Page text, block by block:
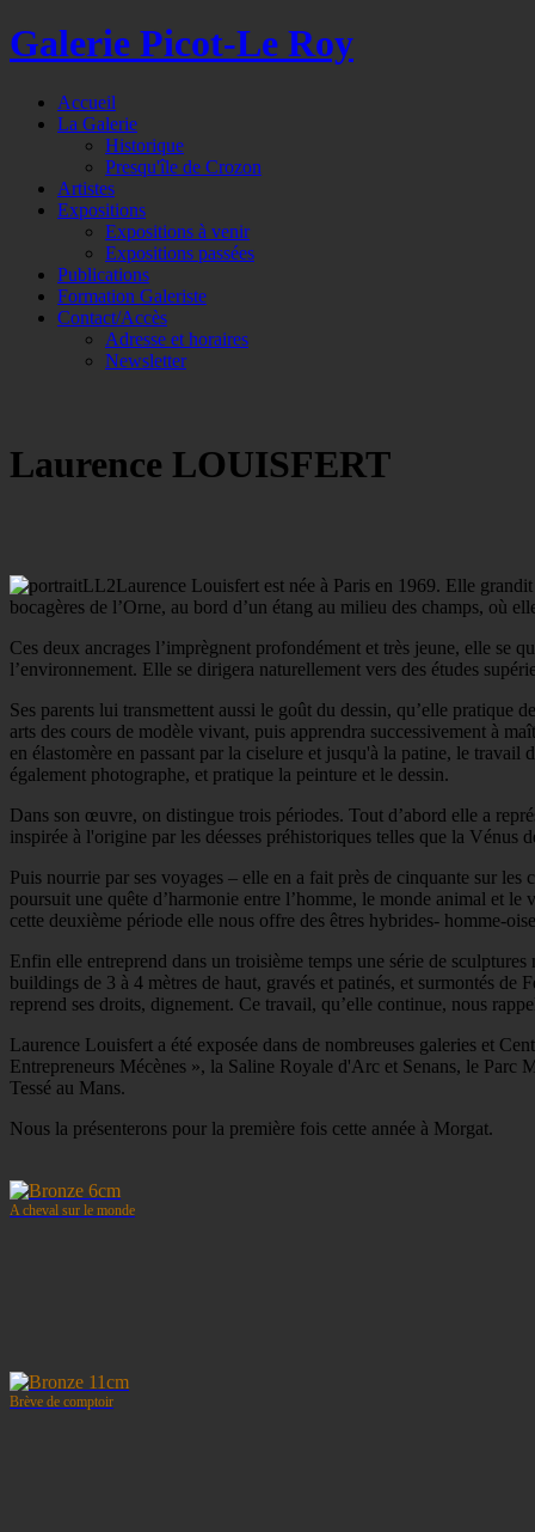
Galerie Picot-Le Roy
Accueil
La Galerie
Historique
Presqu'île de Crozon
Artistes
Expositions
Expositions à venir
Expositions passées
Publications
Formation Galeriste
Contact/Accès
Adresse et horaires
Newsletter
Laurence LOUISFERT
Laurence Louisfert est née à Paris en 1969. Elle
bocagères de l’Orne, au bord d’un étang au milieu des champs, où
Ces deux ancrages l’imprègnent profondément et très jeune, elle se
l’environnement. Elle se dirigera naturellement vers des études
Ses parents lui transmettent aussi le goût du dessin, qu’elle pratique
arts des cours de modèle vivant, puis apprendra successivement à
en élastomère en passant par la ciselure et jusqu'à la patine, le
également photographe, et pratique la peinture et le dessin.
Dans son œuvre, on distingue trois périodes. Tout d’abord elle a
inspirée à l'origine par les déesses préhistoriques telles que la Vénus
Puis nourrie par ses voyages – elle en a fait près de cinquante sur
poursuit une quête d’harmonie entre l’homme, le monde animal et
cette deuxième période elle nous offre des êtres hybrides- homme-
Enfin elle entreprend dans un troisième temps une série de
buildings de 3 à 4 mètres de haut, gravés et patinés, et surmontés de
reprend ses droits, dignement. Ce travail, qu’elle continue, nous
Laurence Louisfert a été exposée dans de nombreuses galeries et
Entrepreneurs Mécènes », la Saline Royale d'Arc et Senans, le Parc
Tessé au Mans.
Nous la présenterons pour la première fois cette année à Morgat.
A cheval sur le monde
Brève de comptoir